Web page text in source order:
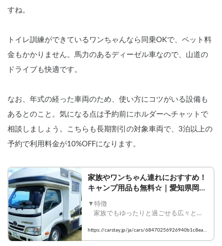
すね。
トイレ訓練ができているワンちゃんなら同乗OKで、ペット料
金もかかりません。馬力のあるディーゼル車なので、山道の
ドライブも快適です。
なお、年式の経った車両のため、使い方にコツがいる設備も
あるとのこと。気になる点は予約前にホルダーへチャットで
相談しましょう。こちらも長期割引の対象車両で、3泊以上の
予約で利用料金が10%OFFになります。
家族やワンちゃん連れにおすすめ！
キャンプ用品も無料☆｜愛知県岡崎
市宇頭北町｜キャンピングカーレン
タル・カーシェア予約はCarstay
▼特徴
    家族でもゆったりと過ごせる広々とし
ベッドやバンクベッドは小さいお子様も
大喜び。ワンちゃんもOKなので、ワンち
https://carstay.jp/ja/cars/68470256926940b1c8ea7
468/